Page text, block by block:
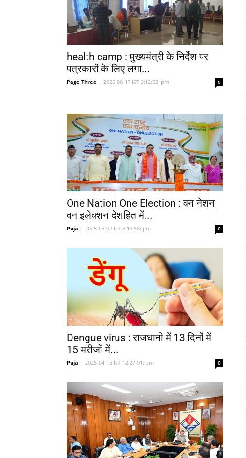
health camp : मुख्यमंत्री के निर्देश पर
पत्रकारों के लिए लगा...
Page Three - 2025-06-17 IST 3:12:52: pm 0
One Nation One Election : वन नेशन
वन इलेक्शन देशहित में...
Puja - 2025-05-02 IST 8:18:58: pm 0
Dengue virus : राजधानी में 13 दिनों में
15 मरीजों में...
Puja - 2025-04-15 IST 12:27:01: pm 0